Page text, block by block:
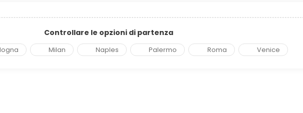
Controllare le opzioni di partenza
Milan Naples Palermo Roma Venice